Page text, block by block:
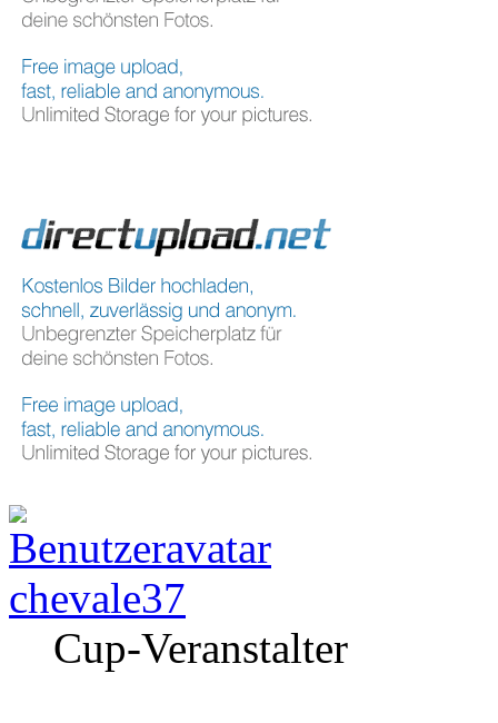
chevale37
Cup-Veranstalter